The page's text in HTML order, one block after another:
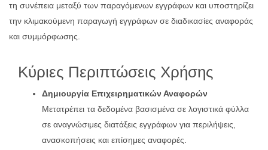
τη συνέπεια μεταξύ των παραγόμενων εγγράφων και υποστηρίζει
την κλιμακούμενη παραγωγή εγγράφων σε διαδικασίες αναφοράς
και συμμόρφωσης.
Κύριες Περιπτώσεις Χρήσης
Δημιουργία Επιχειρηματικών Αναφορών
Μετατρέπει τα δεδομένα βασισμένα σε λογιστικά φύλλα
σε αναγνώσιμες διατάξεις εγγράφων για περιλήψεις,
ανασκοπήσεις και επίσημες αναφορές.